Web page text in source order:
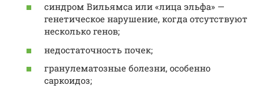
синдром Вильямса или «лица эльфа» —
генетическое нарушение, когда отсутствуют
несколько генов;
недостаточность почек;
гранулематозные болезни, особенно
саркоидоз;